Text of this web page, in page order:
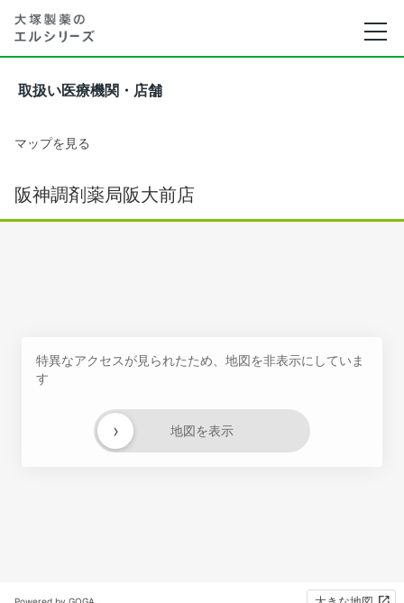
取扱い医療機関・店舗
マップを見る
阪神調剤薬局阪大前店
特異なアクセスが見られたため、地図を非表示にしていま
す
地図を表示
›